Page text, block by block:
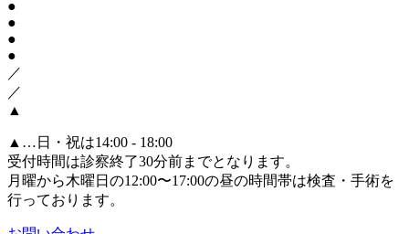
●
●
●
●
／
／
▲
▲ …日・祝は14:00 - 18:00
受付時間は診察終了30分前までとなります。
月曜から木曜日の12:00〜17:00の昼の時間帯は検査・手術を
行っております。